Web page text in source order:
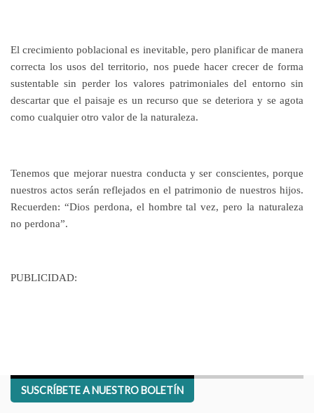
El crecimiento poblacional es inevitable, pero planificar de manera
correcta los usos del territorio, nos puede hacer crecer de forma
sustentable sin perder los valores patrimoniales del entorno sin
descartar que el paisaje es un recurso que se deteriora y se agota
como cualquier otro valor de la naturaleza.
Tenemos que mejorar nuestra conducta y ser conscientes, porque
nuestros actos serán reflejados en el patrimonio de nuestros hijos.
Recuerden: “Dios perdona, el hombre tal vez, pero la naturaleza
no perdona”.
PUBLICIDAD:
SUSCRÍBETE A NUESTRO BOLETÍN